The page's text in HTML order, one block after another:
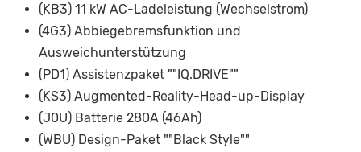
(KB3) 11 kW AC-Ladeleistung (Wechselstrom)
(4G3) Abbiegebremsfunktion und
Ausweichunterstützung
(PD1) Assistenzpaket ""IQ.DRIVE""
(KS3) Augmented-Reality-Head-up-Display
(J0U) Batterie 280A (46Ah)
(WBU) Design-Paket ""Black Style""